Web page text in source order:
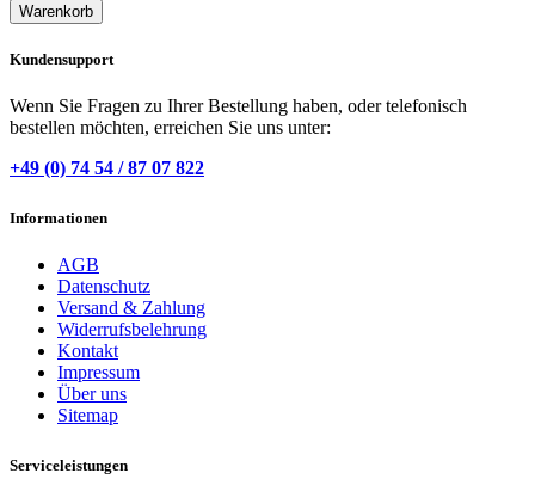
Warenkorb
Kundensupport
Wenn Sie Fragen zu Ihrer Bestellung haben, oder telefonisch
bestellen möchten, erreichen Sie uns unter:
+49 (0) 74 54 / 87 07 822
Informationen
AGB
Datenschutz
Versand & Zahlung
Widerrufsbelehrung
Kontakt
Impressum
Über uns
Sitemap
Serviceleistungen